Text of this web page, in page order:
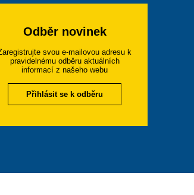
Odběr novinek
svou e-mailovou adresu k
pravidelnému odběru aktuálních
informací z našeho webu
Přihlásit se k odběru